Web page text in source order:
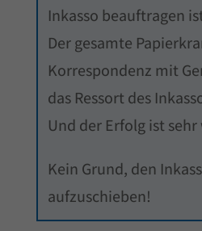
Inkasso beauftragen
Der gesamte
Korrespondenz mit
das Ressort des
Und der Erfolg ist
Kein Grund, den
aufzuschieben!